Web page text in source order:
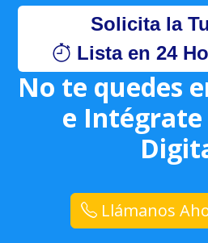
Solicita la
Lista en 24
No te quedes
e Intégrate
Llámanos